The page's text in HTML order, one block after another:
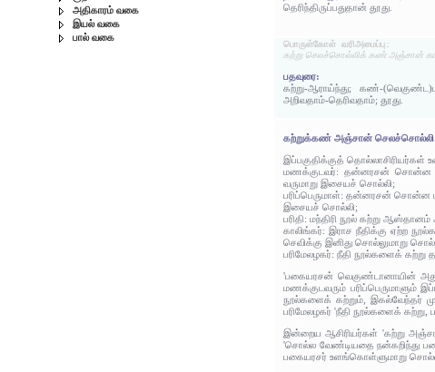
அதிகாரம் வகை
இயல் வகை
பால் வகை
தெரிந்திருப்பதுதான் தூது.
பொருள்கோள் வரிஅமைப்பு:
கற்று செலச்சொல்லிக் கண் அஞ்சான்
பதவுரை:
கற்று-ஆராய்ந்து; கண்-
அறிவதாம்-தெரிவதாம்; தூது.
கற்றுக்கண் அஞ்சான்
இப்பகுதிக்குத் தொல்லாசிரியர்கள்
மணக்குடவர்: தன்னரசன் சொன்ன
வருமாறு இசையச் சொல்லி;
பரிப்பெருமாள்: தன்னரசன் சொன்ன
இசையச் சொல்லி;
பரிதி: மந்திரி நூல் கற்று
காலிங்கர்: இராச நீதிக்கு ஏற்ற
செவிக்கு இனிது சொல்லுமாறு
பரிமேலழகர்: நீதி நூல்களைக்
'பகையரசன் வெகுண்டானாயின் அது
மணக்குடவரும் பரிப்பெருமாளும்
நூல்களைக் கற்றும், இகல்வேந்தர்
பரிமேலழகர் 'நீதி நூல்களைக்
இன்றைய ஆசிரியர்கள் 'கற்று
'சொல்ல வேண்டியதை நன்கறிந்து
பகையரசர் உளங்கொள்ளுமாறு